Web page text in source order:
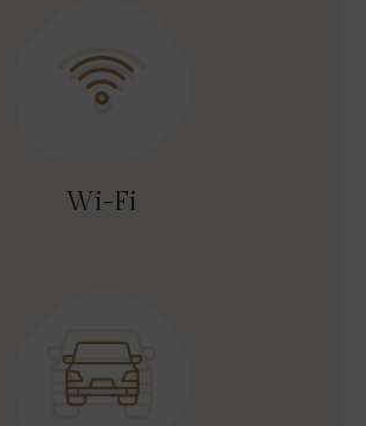
Wi-Fi